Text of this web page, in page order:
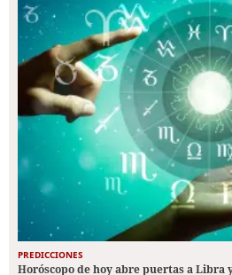
PREDICCIONES
Horóscopo de hoy abre puertas a Libra